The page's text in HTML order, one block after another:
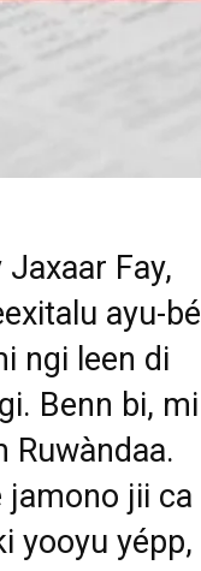
Fay,
ayu-
ngi leen di
Benn bi, mi
Ruwàndaa.
jamono jii ca
yooyu yépp,